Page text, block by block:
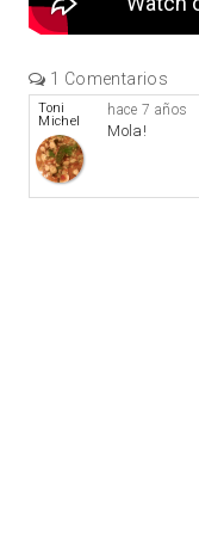
1 Comentarios
Toni
Michel
Caubet
hace 7 años
Mola!